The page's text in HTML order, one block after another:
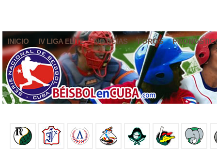
INICIO IV LIGA ELITE NOTICIAS FOROS